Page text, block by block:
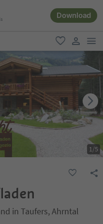
Download
favorit
user link
1/5
in Taufers, Ahrntal